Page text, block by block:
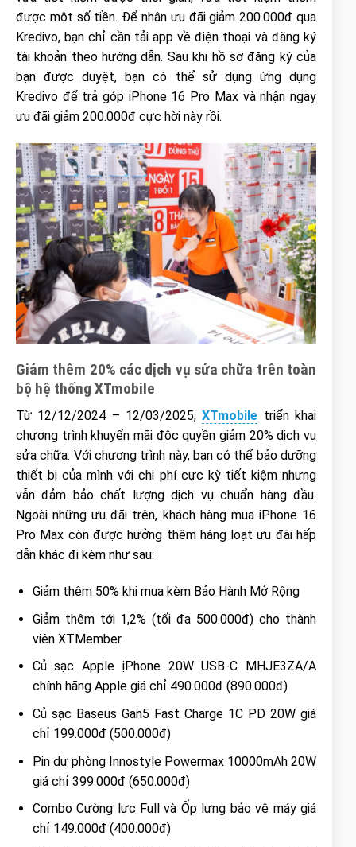
được một số tiền. Để nhận ưu đãi giảm 200.000đ qua
Kredivo, bạn chỉ cần tải app về điện thoại và đăng ký
tài khoản theo hướng dẫn. Sau khi hồ sơ đăng ký của
bạn được duyệt, bạn có thể sử dụng ứng dụng
Kredivo để trả góp iPhone 16 Pro Max và nhận ngay
ưu đãi giảm 200.000đ cực hời này rồi.
Giảm thêm 20% các dịch vụ sửa chữa trên toàn
bộ hệ thống XTmobile
Từ 12/12/2024 – 12/03/2025,XTmobile triển khai
chương trình khuyến mãi độc quyền giảm 20% dịch vụ
sửa chữa. Với chương trình này, bạn có thể bảo dưỡng
thiết bị của mình với chi phí cực kỳ tiết kiệm nhưng
vẫn đảm bảo chất lượng dịch vụ chuẩn hàng đầu.
Ngoài những ưu đãi trên, khách hàng mua iPhone 16
Pro Max còn được hưởng thêm hàng loạt ưu đãi hấp
dẫn khác đi kèm như sau:
Giảm thêm 50% khi mua kèm Bảo Hành Mở Rộng
Giảm thêm tới 1,2% (tối đa 500.000đ) cho thành
viên XTMember
Củ sạc Apple ịPhone 20W USB-C MHJE3ZA/A
chính hãng Apple giá chỉ 490.000đ (890.000đ)
Củ sạc Baseus Gan5 Fast Charge 1C PD 20W giá
chỉ 199.000đ (500.000đ)
Pin dự phòng Innostyle Powermax 10000mAh 20W
giá chỉ 399.000đ (650.000đ)
Combo Cường lực Full và Ốp lưng bảo vệ máy giá
chỉ 149.000đ (400.000đ)